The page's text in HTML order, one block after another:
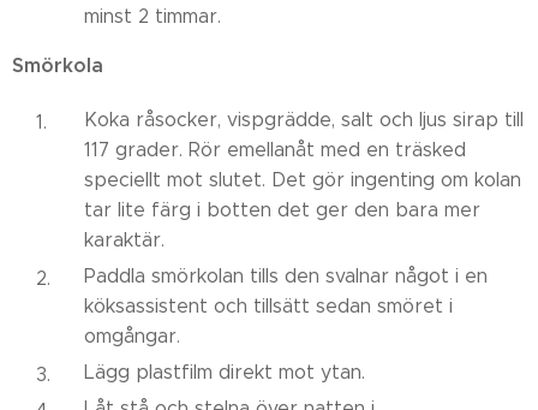
minst 2 timmar.
Smörkola
Koka råsocker, vispgrädde, salt och ljus sirap till
117 grader. Rör emellanåt med en träsked
speciellt mot slutet. Det gör ingenting om kolan
tar lite färg i botten det ger den bara mer
karaktär.
Paddla smörkolan tills den svalnar något i en
köksassistent och tillsätt sedan smöret i
omgångar.
Lägg plastfilm direkt mot ytan.